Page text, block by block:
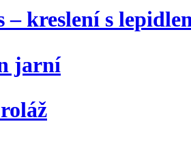
– kreslení s
jarní